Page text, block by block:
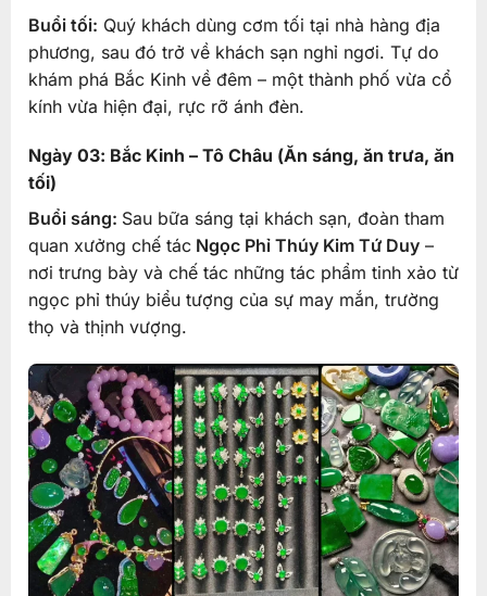
Buổi tối: Quý khách dùng cơm tối tại nhà hàng địa
phương, sau đó trở về khách sạn nghỉ ngơi. Tự do
khám phá Bắc Kinh về đêm – một thành phố vừa cổ
kính vừa hiện đại, rực rỡ ánh đèn.
Ngày 03: Bắc Kinh – Tô Châu (Ăn sáng, ăn trưa, ăn
tối)
Buổi sáng: Sau bữa sáng tại khách sạn, đoàn tham
quan xưởng chế tácNgọc Phỉ Thúy Kim Tứ Duy–
nơi trưng bày và chế tác những tác phẩm tinh xảo từ
ngọc phỉ thúy biểu tượng của sự may mắn, trường
thọ và thịnh vượng.